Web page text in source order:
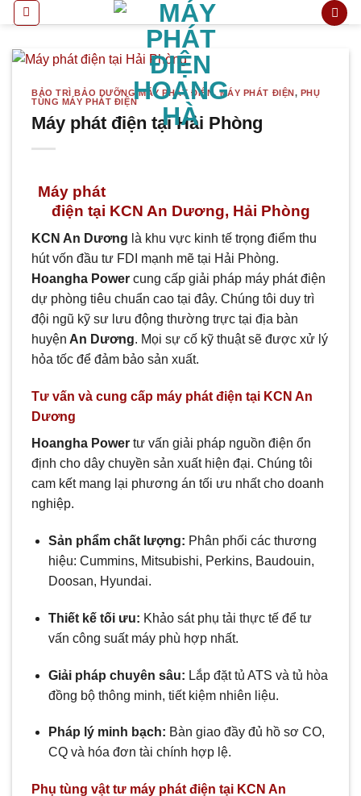
qua
nội
BẢO TRÌ BẢO DƯỠNG MÁY PHÁT ĐIỆN,MÁY PHÁT ĐIỆN , PHỤ
TÙNG MÁY PHÁT ĐIỆN
Máy phát điện tại Hải Phòng
Máy phát
điện tại KCN An Dương, Hải Phòng
KCN An Dương là khu vực kinh tế trọng điểm thu
hút vốn đầu tư FDI mạnh mẽ tại Hải Phòng.
Hoangha Power cung cấp giải pháp máy phát điện
dự phòng tiêu chuẩn cao tại đây. Chúng tôi duy trì
đội ngũ kỹ sư lưu động thường trực tại địa bàn
huyện An Dương. Mọi sự cố kỹ thuật sẽ được xử lý
hỏa tốc để đảm bảo sản xuất.
Tư vấn và cung cấp máy phát điện tại KCN An
Dương
Hoangha Power tư vấn giải pháp nguồn điện ổn
định cho dây chuyền sản xuất hiện đại. Chúng tôi
cam kết mang lại phương án tối ưu nhất cho doanh
nghiệp.
Sản phẩm chất lượng: Phân phối các thương
hiệu: Cummins, Mitsubishi, Perkins, Baudouin,
Doosan, Hyundai.
Thiết kế tối ưu: Khảo sát phụ tải thực tế để tư
vấn công suất máy phù hợp nhất.
Giải pháp chuyên sâu: Lắp đặt tủ ATS và tủ hòa
đồng bộ thông minh, tiết kiệm nhiên liệu.
Pháp lý minh bạch: Bàn giao đầy đủ hồ sơ CO,
CQ và hóa đơn tài chính hợp lệ.
Phụ tùng vật tư máy phát điện tại KCN An